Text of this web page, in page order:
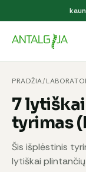
PRADŽIA/
7
tyrimas
Šis išplėstinis
lytiškai